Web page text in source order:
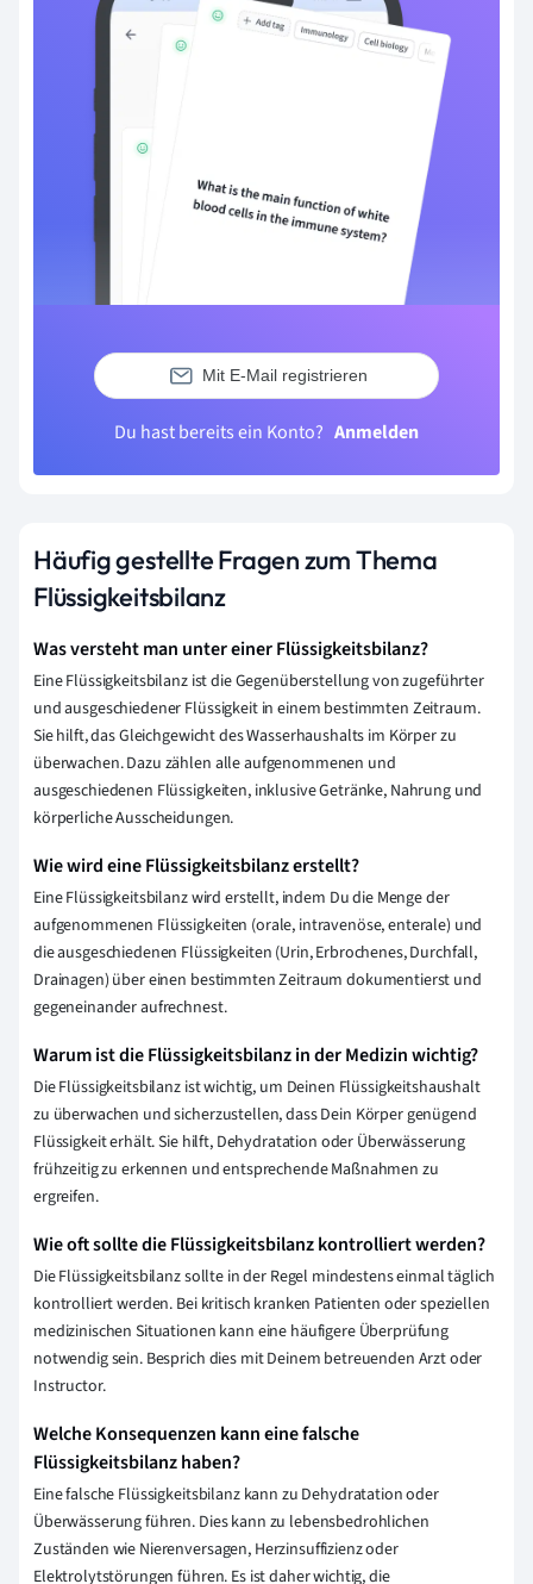
Mit E-Mail registrieren
Du hast bereits ein Konto? Anmelden
Häufig gestellte Fragen zum Thema
Flüssigkeitsbilanz
Was versteht man unter einer Flüssigkeitsbilanz?
Eine Flüssigkeitsbilanz ist die Gegenüberstellung von zugeführter
und ausgeschiedener Flüssigkeit in einem bestimmten Zeitraum.
Sie hilft, das Gleichgewicht des Wasserhaushalts im Körper zu
überwachen. Dazu zählen alle aufgenommenen und
ausgeschiedenen Flüssigkeiten, inklusive Getränke, Nahrung und
körperliche Ausscheidungen.
Wie wird eine Flüssigkeitsbilanz erstellt?
Eine Flüssigkeitsbilanz wird erstellt, indem Du die Menge der
aufgenommenen Flüssigkeiten (orale, intravenöse, enterale) und
die ausgeschiedenen Flüssigkeiten (Urin, Erbrochenes, Durchfall,
Drainagen) über einen bestimmten Zeitraum dokumentierst und
gegeneinander aufrechnest.
Warum ist die Flüssigkeitsbilanz in der Medizin wichtig?
Die Flüssigkeitsbilanz ist wichtig, um Deinen Flüssigkeitshaushalt
zu überwachen und sicherzustellen, dass Dein Körper genügend
Flüssigkeit erhält. Sie hilft, Dehydratation oder Überwässerung
frühzeitig zu erkennen und entsprechende Maßnahmen zu
ergreifen.
Wie oft sollte die Flüssigkeitsbilanz kontrolliert werden?
Die Flüssigkeitsbilanz sollte in der Regel mindestens einmal täglich
kontrolliert werden. Bei kritisch kranken Patienten oder speziellen
medizinischen Situationen kann eine häufigere Überprüfung
notwendig sein. Besprich dies mit Deinem betreuenden Arzt oder
Instructor.
Welche Konsequenzen kann eine falsche
Flüssigkeitsbilanz haben?
Eine falsche Flüssigkeitsbilanz kann zu Dehydratation oder
Überwässerung führen. Dies kann zu lebensbedrohlichen
Zuständen wie Nierenversagen, Herzinsuffizienz oder
Elektrolytstörungen führen. Es ist daher wichtig, die